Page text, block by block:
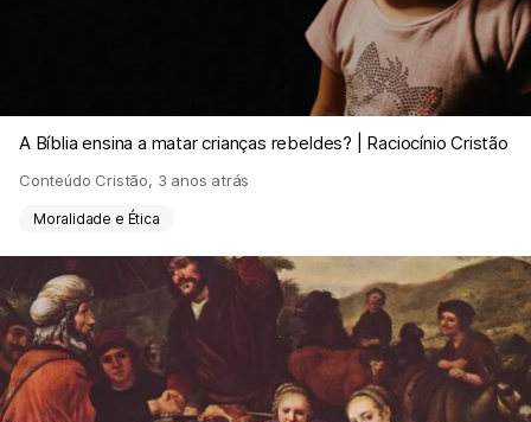
A Bíblia ensina a matar crianças rebeldes? | Raciocínio Cristão
Conteúdo Cristão, 3 anos atrás
Moralidade e Ética